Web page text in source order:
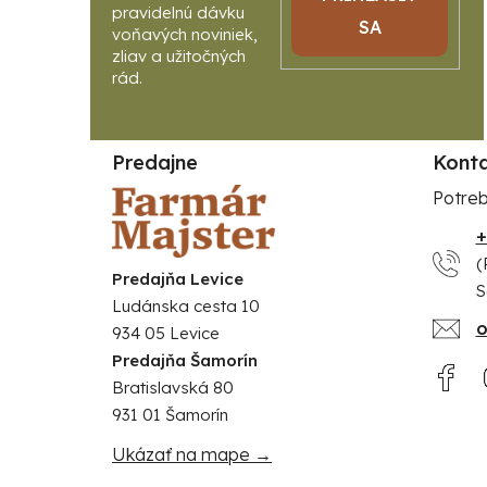
SA
Predajne
Predajňa Levice
Ludánska cesta 10
934 05 Levice
Predajňa Šamorín
Bratislavská 80
931 01 Šamorín
Ukázať na mape →